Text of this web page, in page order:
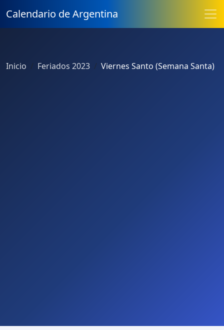
Calendario de Argentina
Inicio Feriados 2023 Viernes Santo (Semana Santa)